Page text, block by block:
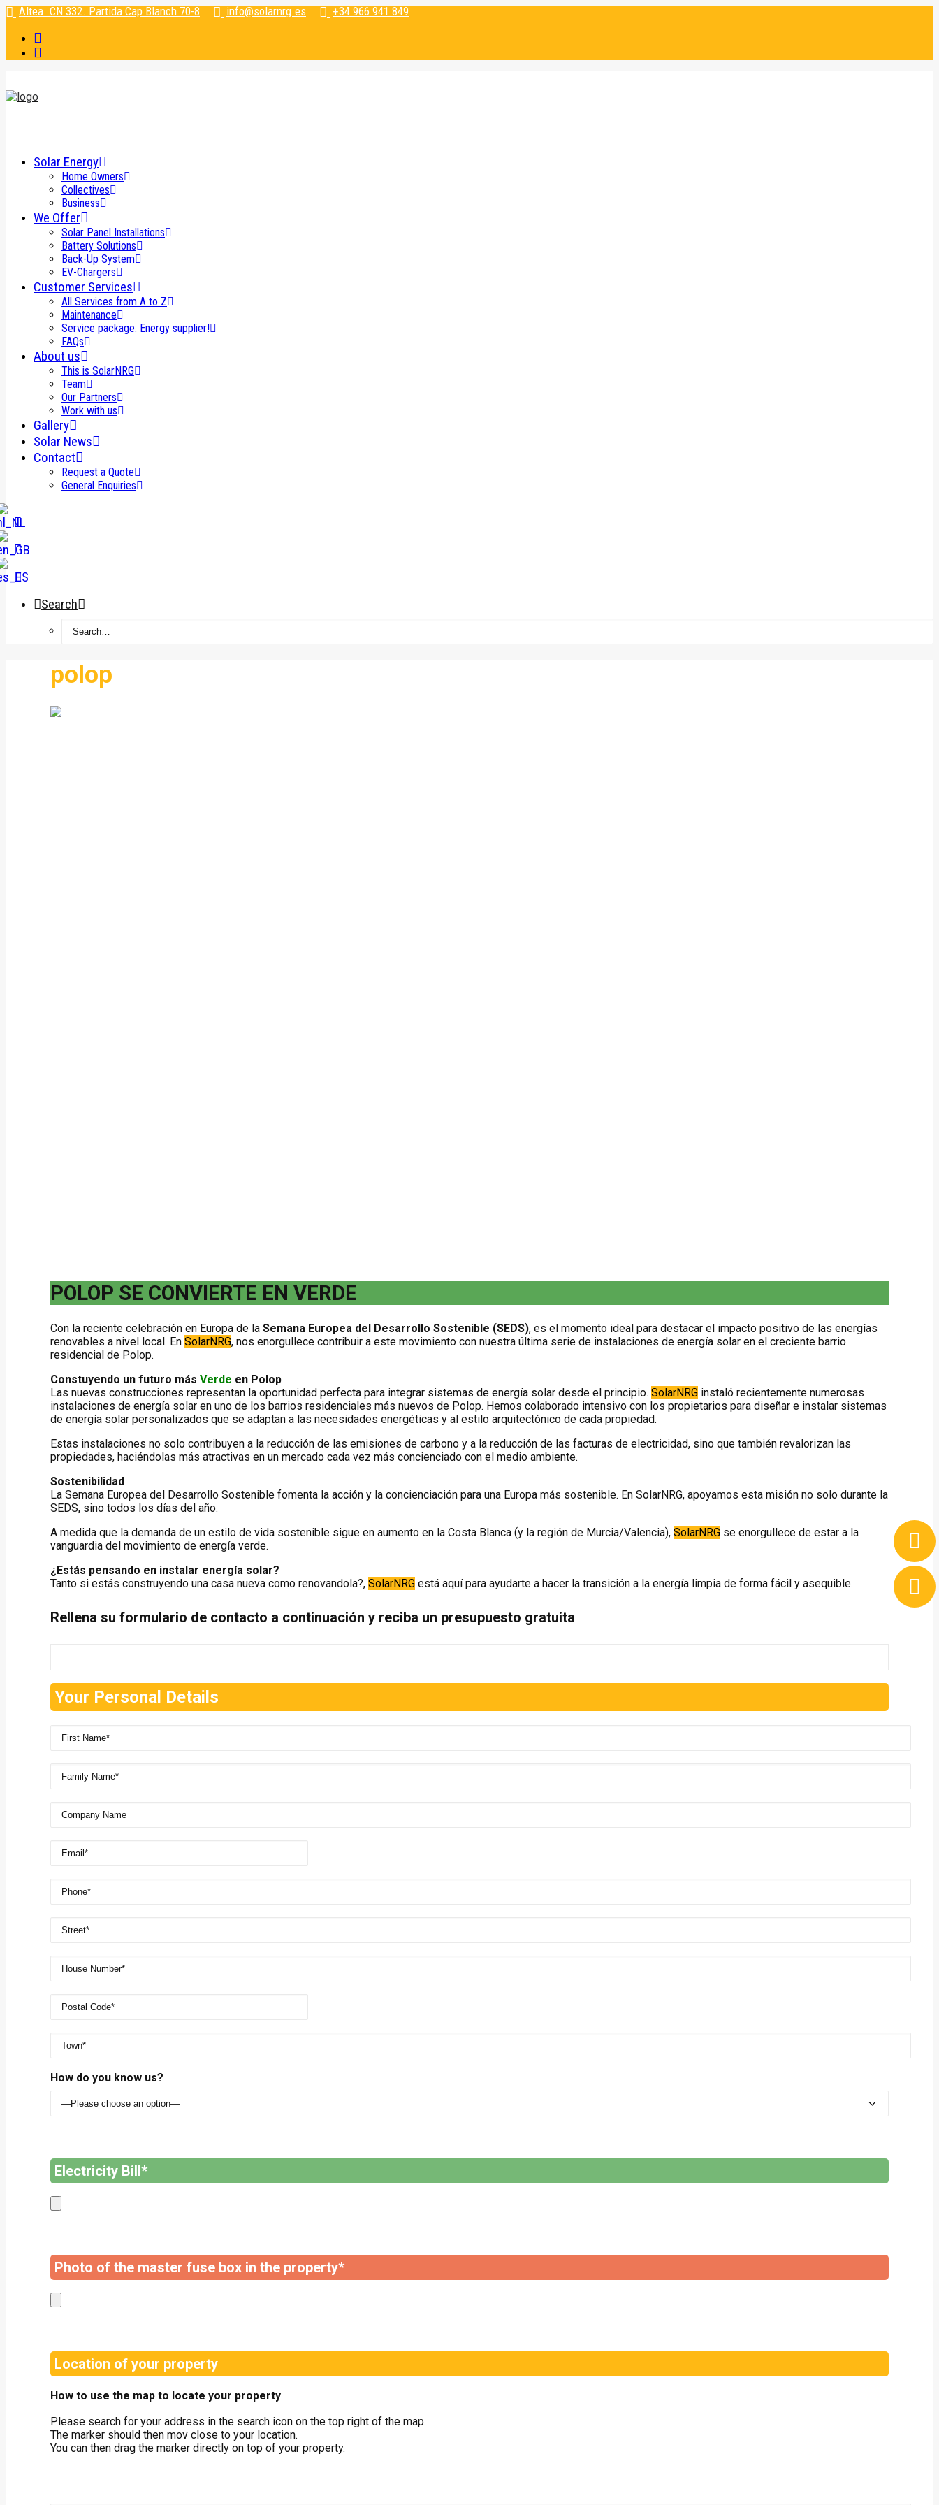
Altea. CN 332. Partida Cap Blanch 70-8 info@solarnrg.es +34 966 941 849
Solar Energy
Home Owners
Collectives
Business
We Offer
Solar Panel Installations
Battery Solutions
Back-Up System
EV-Chargers
Customer Services
All Services from A to Z
Maintenance
Service package: Energy supplier!
FAQs
About us
This is SolarNRG
Team
Our Partners
Work with us
Gallery
Solar News
Contact
Request a Quote
General Enquiries
Search
polop
POLOP SE CONVIERTE EN VERDE
Con la reciente celebración en Europa de la Semana Europea del Desarrollo Sostenible (SEDS), es el momento ideal para destacar el impacto positivo de las energías
renovables a nivel local. En SolarNRG, nos enorgullece contribuir a este movimiento con nuestra última serie de instalaciones de energía solar en el creciente barrio
residencial de Polop.
Constuyendo un futuro más Verde en Polop
Las nuevas construcciones representan la oportunidad perfecta para integrar sistemas de energía solar desde el principio. SolarNRG instaló recientemente numerosas
instalaciones de energía solar en uno de los barrios residenciales más nuevos de Polop. Hemos colaborado intensivo con los propietarios para diseñar e instalar sistemas
de energía solar personalizados que se adaptan a las necesidades energéticas y al estilo arquitectónico de cada propiedad.
Estas instalaciones no solo contribuyen a la reducción de las emisiones de carbono y a la reducción de las facturas de electricidad, sino que también revalorizan las
propiedades, haciéndolas más atractivas en un mercado cada vez más concienciado con el medio ambiente.
Sostenibilidad
La Semana Europea del Desarrollo Sostenible fomenta la acción y la concienciación para una Europa más sostenible. En SolarNRG, apoyamos esta misión no solo durante la
SEDS, sino todos los días del año.
A medida que la demanda de un estilo de vida sostenible sigue en aumento en la Costa Blanca (y la región de Murcia/Valencia), SolarNRG se enorgullece de estar a la
vanguardia del movimiento de energía verde.
¿Estás pensando en instalar energía solar?
Tanto si estás construyendo una casa nueva como renovandola?, SolarNRG está aquí para ayudarte a hacer la transición a la energía limpia de forma fácil y asequible.
Rellena su formulario de contacto a continuación y reciba un presupuesto gratuita
Your Personal Details
How do you know us?
Electricity Bill*
Photo of the master fuse box in the property*
Location of your property
How to use the map to locate your property
Please search for your address in the search icon on the top right of the map.
The marker should then mov close to your location.
You can then drag the marker directly on top of your property.